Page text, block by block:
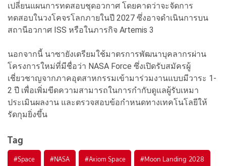
เปลี่ยนแผนการทดสอบชุดอวกาศ โดยคาดว่าจะจัดการ
ทดสอบในวงโคจรโลกภายในปี 2027 ซึ่งอาจดำเนินการบน
สถานีอวกาศ ISS หรือในภารกิจ Artemis 3
นอกจากนี้ นาซายังเตรียมใช้มาตรการพัฒนาบุคลากรผ่าน
โครงการใหม่ที่มีชื่อว่า NASA Force ซึ่งเปิดรับสมัครผู้
เชี่ยวชาญจากภาคอุตสาหกรรมเข้ามาร่วมงานแบบมีวาระ 1-
2 ปี เพื่อเพิ่มขีดความสามารถในการกำกับดูแลผู้รับเหมา
ประเมินผลงาน และตรวจสอบข้อกำหนดทางเทคโนโลยีให้
รัดกุมยิ่งขึ้น
Tag
#Space #NASA #Axiom Space #Moon Landing 2028